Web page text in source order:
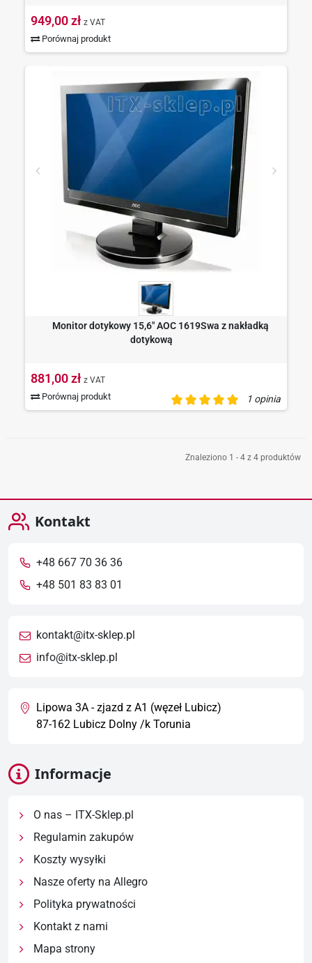
949,00 zł z VAT
Porównaj produkt
1 opinia
Monitor dotykowy 15,6" AOC 1619Swa z nakładką
dotykową
881,00 zł z VAT
Porównaj produkt
Znaleziono 1 - 4 z 4 produktów
Kontakt
+48 667 70 36 36
+48 501 83 83 01
kontakt@itx-sklep.pl
info@itx-sklep.pl
Lipowa 3A - zjazd z A1 (węzeł Lubicz)
87-162 Lubicz Dolny /k Torunia
Informacje
O nas – ITX-Sklep.pl
Regulamin zakupów
Koszty wysyłki
Nasze oferty na Allegro
Polityka prywatności
Kontakt z nami
Mapa strony